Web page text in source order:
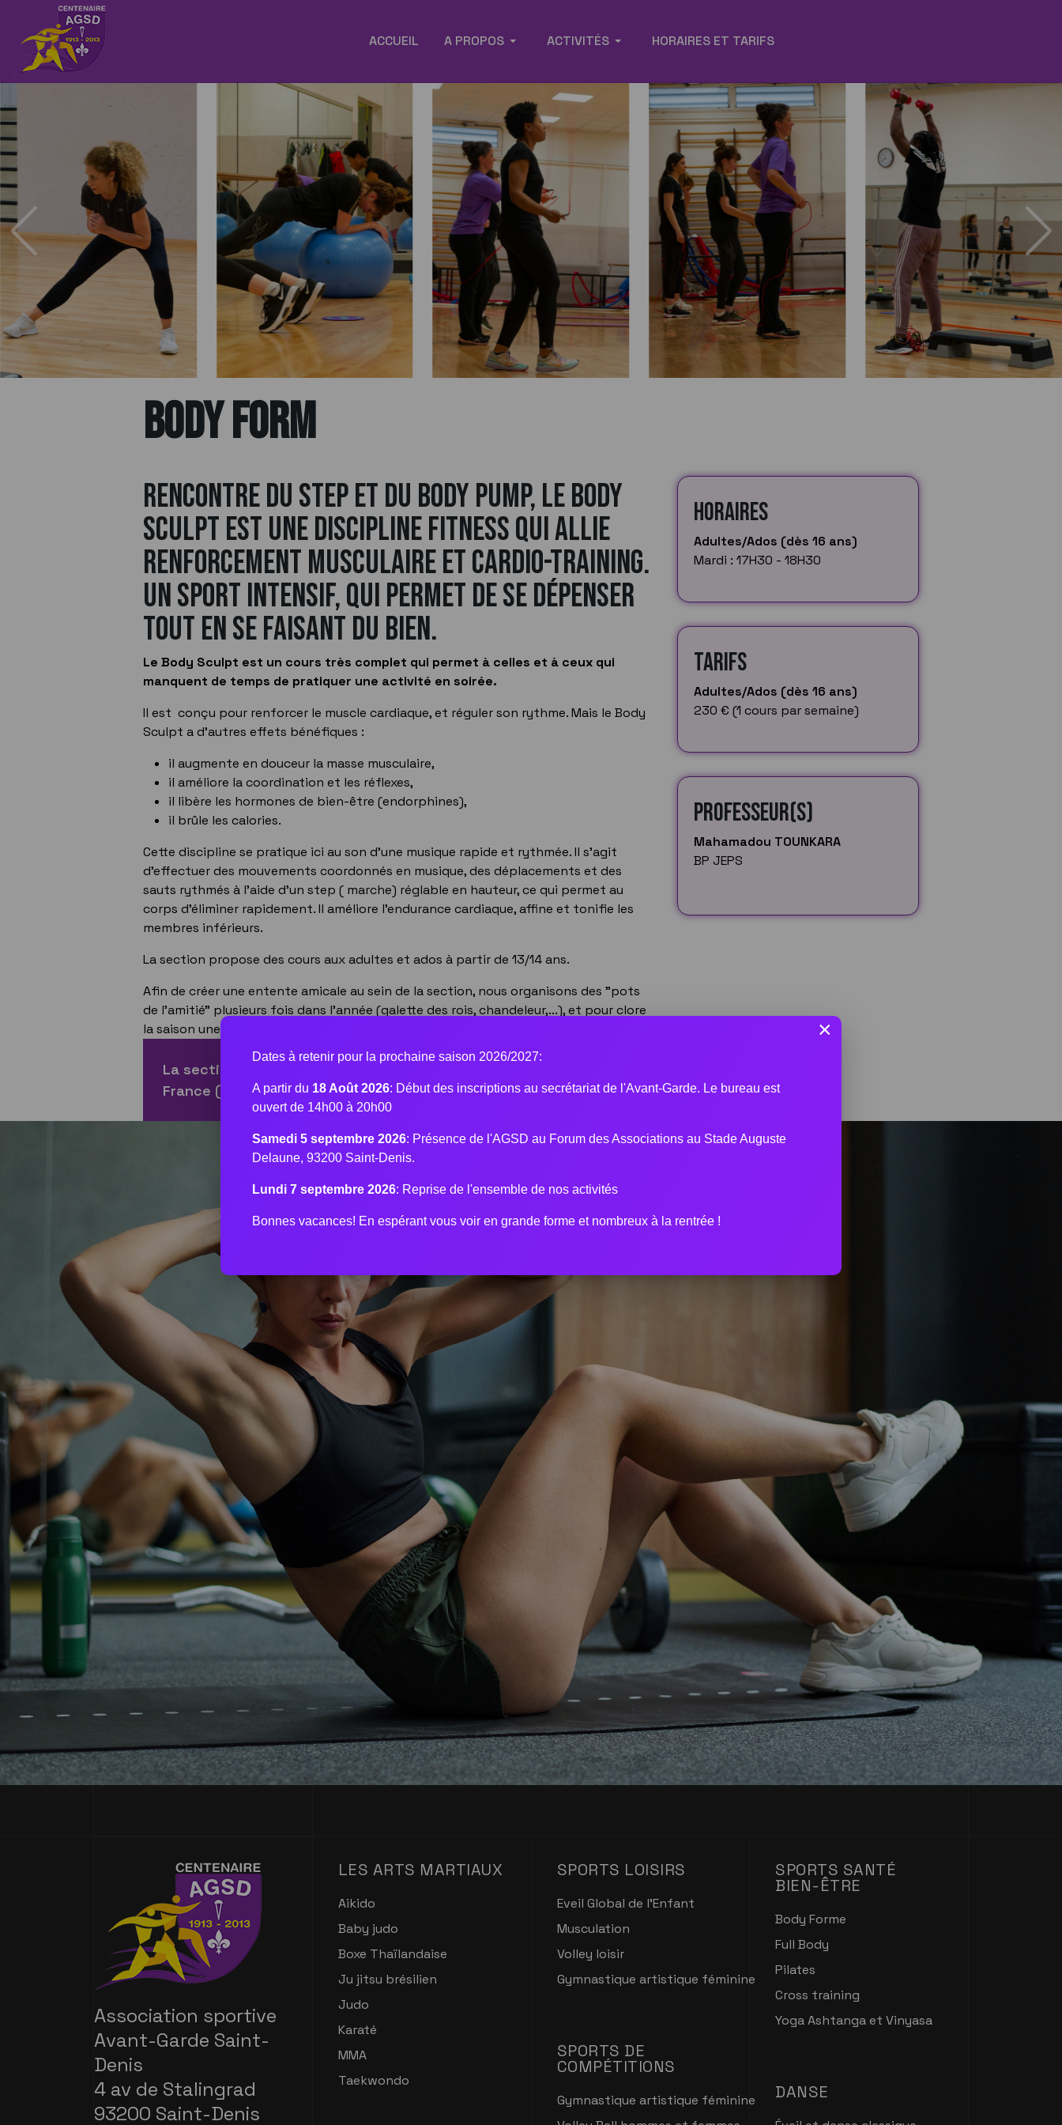
ACCUEIL A PROPOS ACTIVITÉS HORAIRES ET TARIFS
BODY FORM
Rencontre du step et du Body Pump, le Body
Sculpt est une discipline fitness qui allie
renforcement musculaire et cardio-training.
Un sport intensif, qui permet de se dépenser
tout en se faisant du bien.
Le Body Sculpt est un cours très complet qui permet à celles et à ceux qui
manquent de temps de pratiquer une activité en soirée.
Il est conçu pour renforcer le muscle cardiaque, et réguler son rythme. Mais le Body
Sculpt a d'autres effets bénéfiques :
il augmente en douceur la masse musculaire,
il améliore la coordination et les réflexes,
il libère les hormones de bien-être (endorphines),
il brûle les calories.
Cette discipline se pratique ici au son d'une musique rapide et rythmée. Il s'agit
d'effectuer des mouvements coordonnés en musique, des déplacements et des
sauts rythmés à l'aide d'un step ( marche) réglable en hauteur, ce qui permet au
corps d'éliminer rapidement. Il améliore l'endurance cardiaque, affine et tonifie les
membres inférieurs.
La section propose des cours aux adultes et ados à partir de 13/14 ans.
Afin de créer une entente amicale au sein de la section, nous organisons des "pots
de l'amitié" plusieurs fois dans l'année (galette des rois, chandeleur,...), et pour clore
la saison une soirée dans un restaurant-dancing.
La section est affiliée à la Fédération sportive et culturelle de
France (FSCF).
Horaires
Adultes/Ados (dès 16 ans)
Mardi : 17H30 - 18H30
Tarifs
Adultes/Ados (dès 16 ans)
230 € (1 cours par semaine)
Professeur(s)
Mahamadou TOUNKARA
BP JEPS
Association sportive
Avant-Garde Saint-
Denis
4 av de Stalingrad
93200 Saint-Denis
LES ARTS MARTIAUX
Aikido
Baby judo
Boxe Thaïlandaise
Ju jitsu brésilien
Judo
Karaté
MMA
Taekwondo
SPORTS LOISIRS
Eveil Global de l'Enfant
Musculation
Volley loisir
Gymnastique artistique féminine
SPORTS DE
COMPÉTITIONS
Gymnastique artistique féminine
SPORTS SANTÉ
BIEN-ÊTRE
Body Forme
Full Body
Pilates
Cross training
Yoga Ashtanga et Vinyasa
DANSE
×
Dates à retenir pour la prochaine saison 2026/2027:
A partir du 18 Août 2026: Début des inscriptions au secrétariat de l'Avant-Garde. Le bureau est
ouvert de 14h00 à 20h00
Samedi 5 septembre 2026: Présence de l'AGSD au Forum des Associations au Stade Auguste
Delaune, 93200 Saint-Denis.
Lundi 7 septembre 2026: Reprise de l'ensemble de nos activités
Bonnes vacances! En espérant vous voir en grande forme et nombreux à la rentrée !